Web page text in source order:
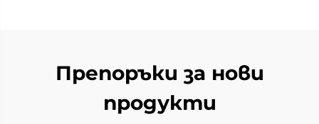
Препоръки за нови
продукти